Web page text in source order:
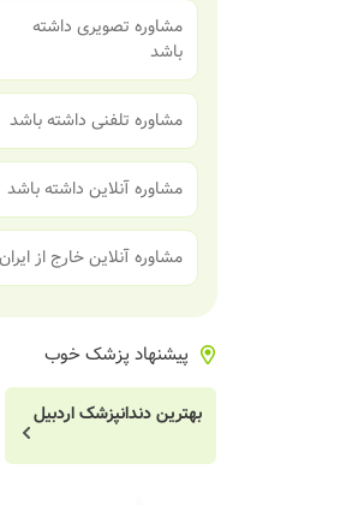
مشاوره تصویری داشته
باشد
مشاوره تلفنی داشته باشد
مشاوره آنلاین داشته باشد
مشاوره آنلاین خارج از ایران
پیشنهاد پزشک خوب
بهترین دندانپزشک اردبیل